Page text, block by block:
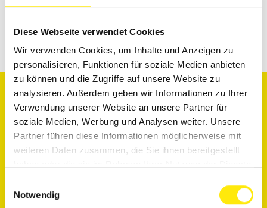
Diese Webseite verwendet Cookies
Wir verwenden Cookies, um Inhalte und Anzeigen zu
personalisieren, Funktionen für soziale Medien anbieten
zu können und die Zugriffe auf unsere Website zu
analysieren. Außerdem geben wir Informationen zu Ihrer
Verwendung unserer Website an unsere Partner für
soziale Medien, Werbung und Analysen weiter. Unsere
Partner führen diese Informationen möglicherweise mit
weiteren Daten zusammen, die Sie ihnen bereitgestellt
Notwendig
WINWORKER
02823 / 42560
Beenen-Hawranek@WinWorker.de
Die Handwerkersoftware überzeugt neben der
Digitalisierung von Büro und Baustelle auch durch die
hohe und umfangreiche Servicequalität – von Anfang
Mehr zum Dienstleister